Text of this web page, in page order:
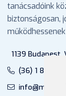
tanácsadóink
biztonságosan,
1139 Budapest,
(36) 1 880 76